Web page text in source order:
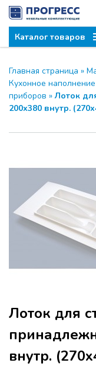
Каталог товаров
Главная страница »
Кухонное
приборов » Лоток
200х380 внутр.
Лоток для
внутр.